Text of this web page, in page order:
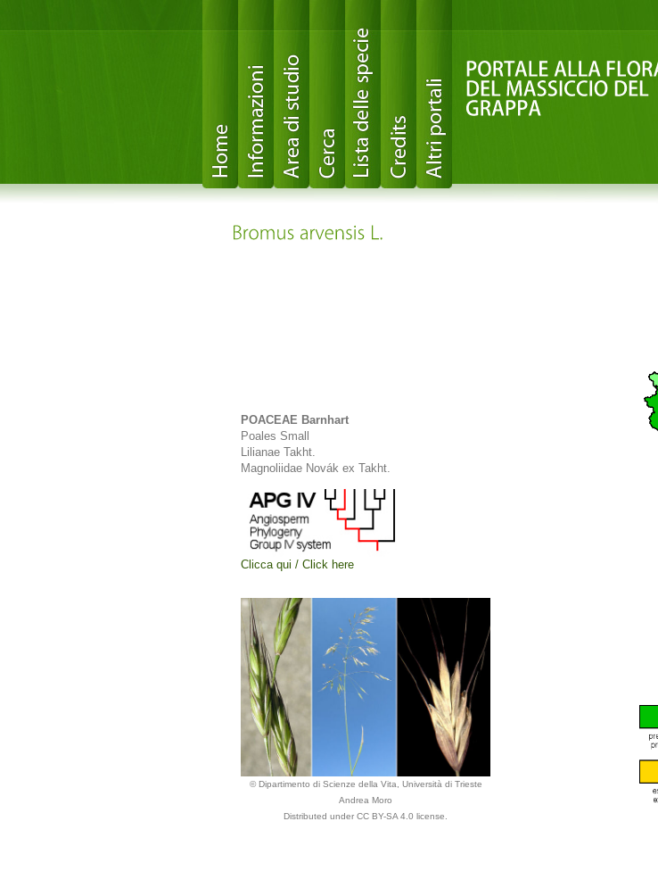
POACEAE Barnhart
Poales Small
Lilianae Takht.
Magnoliidae Novák ex Takht.
Clicca qui / Click here
© Dipartimento di Scienze della Vita, Università di Trieste
Andrea Moro
Distributed under CC BY-SA 4.0 license.